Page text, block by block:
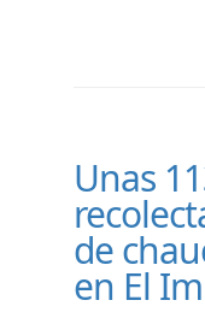
Unas
de
en El